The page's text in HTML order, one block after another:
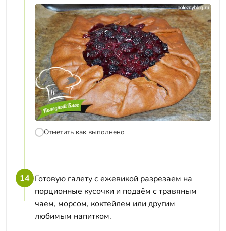
Отметить как выполнено
14 Готовую галету с ежевикой разрезаем на
порционные кусочки и подаём с травяным
чаем, морсом, коктейлем или другим
любимым напитком.